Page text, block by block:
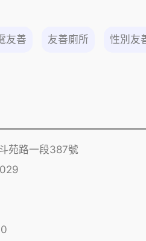
友善 友善廁所 性別友
苑路一段387號